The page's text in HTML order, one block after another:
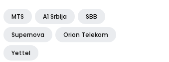
MTS A1 Srbija SBB
Supernova Orion Telekom
Yettel